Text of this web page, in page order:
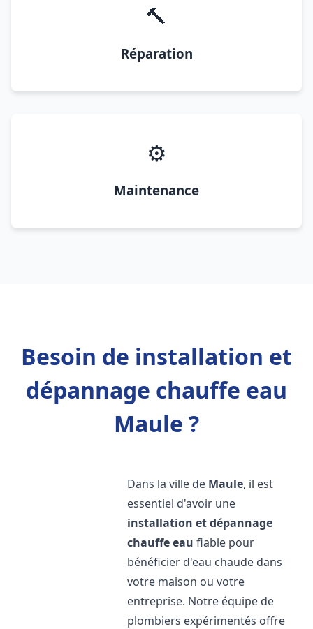
🔨
Réparation
⚙️
Maintenance
Besoin de installation et
dépannage chauffe eau
Maule ?
Dans la ville de Maule, il est
essentiel d'avoir une
installation et dépannage
chauffe eau fiable pour
bénéficier d'eau chaude dans
votre maison ou votre
entreprise. Notre équipe de
plombiers expérimentés offre